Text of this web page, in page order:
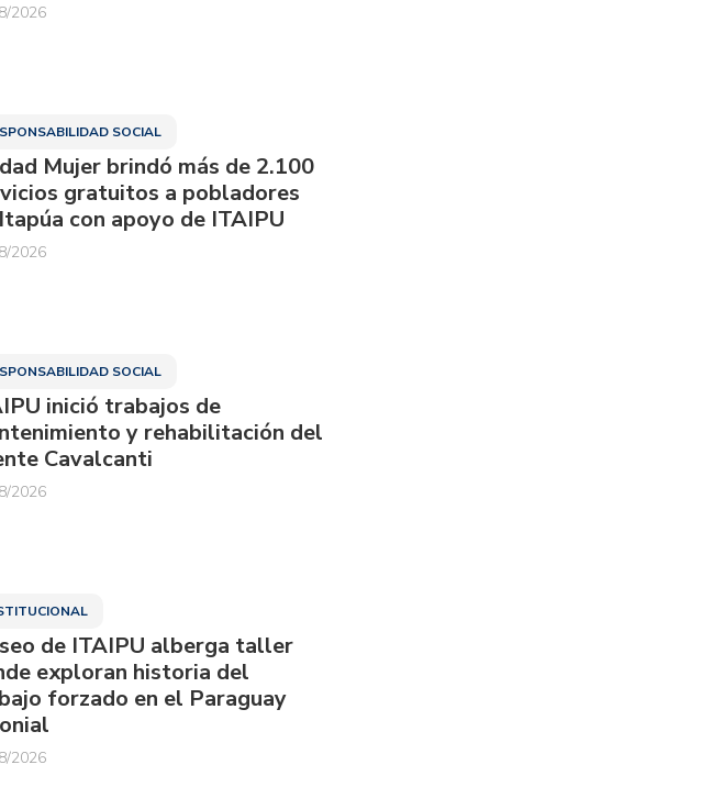
2026
SOCIAL
Mujer brindó más de 2.100
gratuitos a pobladores
con apoyo de ITAIPU
2026
SOCIAL
inició trabajos de
y rehabilitación del
Cavalcanti
2026
de ITAIPU alberga taller
exploran historia del
forzado en el Paraguay
2026